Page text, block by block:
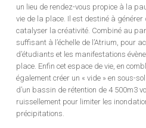
un lieu de rendez-vous propice à la
vie de la place. Il est destiné à
catalyser la créativité. Combiné au
suffisant à l’échelle de l’Atrium, pour
d’étudiants et les manifestations
place. Enfin cet espace de vie, en
également créer un « vide » en sous-
d’un bassin de rétention de 4 500m3
ruissellement pour limiter les
précipitations.